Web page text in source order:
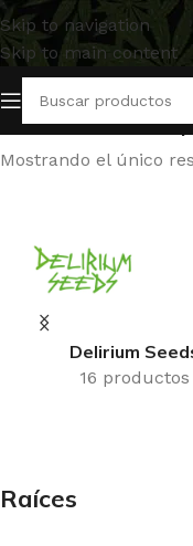
Skip to navigation
Skip to main content
Inicio/Productos
Mostrando el único
Delirium
16 productos
Raíces